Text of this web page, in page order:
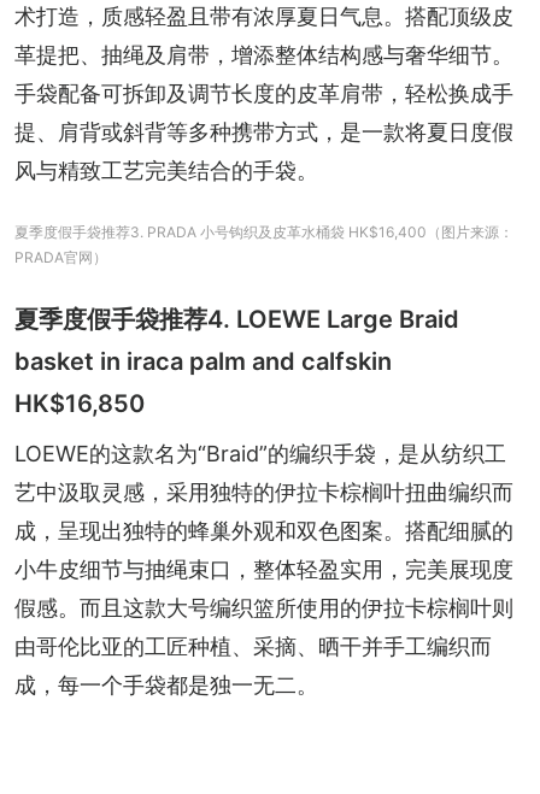
术打造，质感轻盈且带有浓厚夏日气息。搭配顶级皮
革提把、抽绳及肩带，增添整体结构感与奢华细节。
手袋配备可拆卸及调节长度的皮革肩带，轻松换成手
提、肩背或斜背等多种携带方式，是一款将夏日度假
风与精致工艺完美结合的手袋。
夏季度假手袋推荐3. PRADA 小号钩织及皮革水桶袋 HK$16,400（图片来源：
PRADA官网）
夏季度假手袋推荐4. LOEWE Large Braid
basket in iraca palm and calfskin
HK$16,850
LOEWE的这款名为“Braid”的编织手袋，是从纺织工
艺中汲取灵感，采用独特的伊拉卡棕榈叶扭曲编织而
成，呈现出独特的蜂巢外观和双色图案。搭配细腻的
小牛皮细节与抽绳束口，整体轻盈实用，完美展现度
假感。而且这款大号编织篮所使用的伊拉卡棕榈叶则
由哥伦比亚的工匠种植、采摘、晒干并手工编织而
成，每一个手袋都是独一无二。